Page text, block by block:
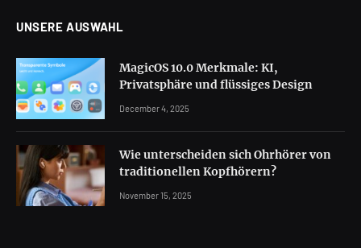
UNSERE AUSWAHL
MagicOS 10.0 Merkmale: KI,
Privatsphäre und flüssiges Design
December 4, 2025
Wie unterscheiden sich Ohrhörer von
traditionellen Kopfhörern?
November 15, 2025